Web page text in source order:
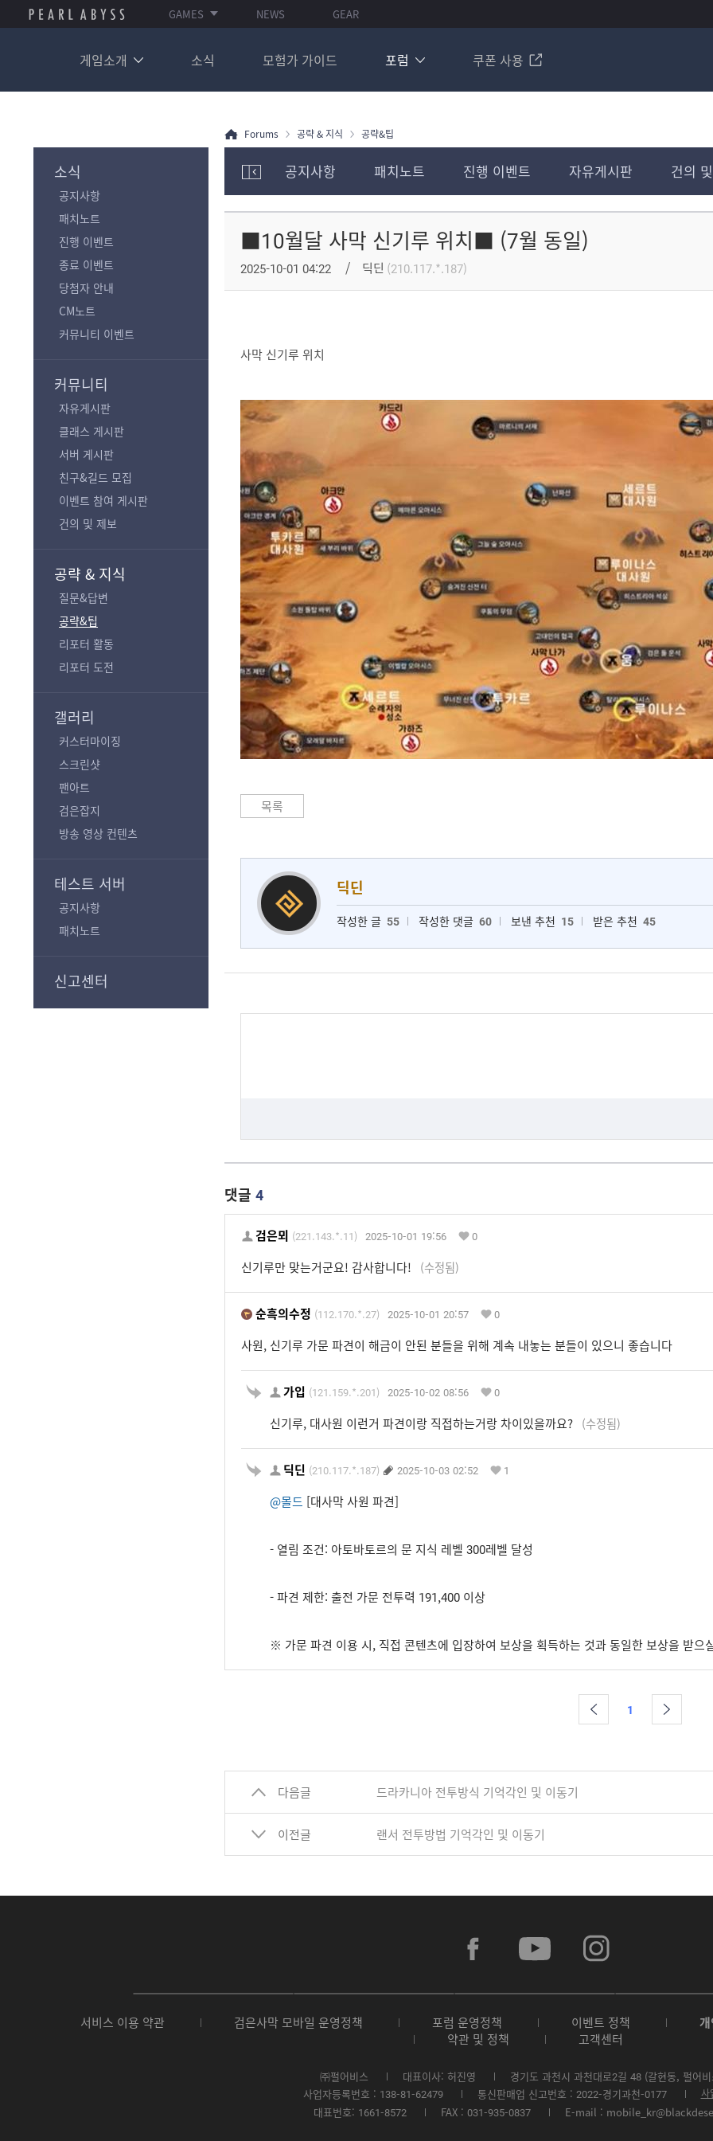
GAMES NEWS GEAR
게임소개 소식 모험가 가이드 포럼 쿠폰 사용
소식
공지사항
패치노트
진행 이벤트
종료 이벤트
당첨자 안내
CM노트
커뮤니티 이벤트
커뮤니티
자유게시판
클래스 게시판
서버 게시판
친구&길드 모집
이벤트 참여 게시판
건의 및 제보
공략 & 지식
질문&답변
공략&팁
리포터 활동
리포터 도전
갤러리
커스터마이징
스크린샷
팬아트
검은잡지
방송 영상 컨텐츠
테스트 서버
공지사항
패치노트
신고센터
모
험
가
테
고
보
공지사항 패치노트 진행 이벤트 자유게시판 건의
Forums 공략 & 지식 공략&팁
■10월달 사막 신기루 위치■ (7월 동일)
2025-10-01 04:22 딕딘 (210.117.*.187)
사막 신기루 위치
목록
딕딘
작성한 글 55 작성한 댓글 60 보낸 추천 15 받은 추천 45
댓글 4
검은뫼 (221.143.*.11) 2025-10-01 19:56 0
신기루만 맞는거군요! 감사합니다! (수정됨)
순흑의수정 (112.170.*.27) 2025-10-01 20:57 0
사원, 신기루 가문 파견이 해금이 안된 분들을 위해 계속 내놓는 분들이 있으니 좋습니다
가입 (121.159.*.201) 2025-10-02 08:56 0
신기루, 대사원 이런거 파견이랑 직접하는거랑 차이있을까요? (수정됨)
딕딘 (210.117.*.187) 2025-10-03 02:52 1
@몰드 [대사막 사원 파견]
- 열림 조건: 아토바토르의 문 지식 레벨 300레벨 달성
- 파견 제한: 출전 가문 전투력 191,400 이상
※ 가문 파견 이용 시, 직접 콘텐츠에 입장하여 보상을 획득하는 것과 동일한 보상을 받으
1
다음글 드라카니아 전투방식 기억각인 및 이동기
이전글 랜서 전투방법 기억각인 및 이동기
a
c
b
o
k
o
u
u
e
n
s
a
r
a
r
e
o
o
e
P
a
y
t
o
서비스 이용 약관 검은사막 모바일 운영정책 포럼 운영정책 이벤트 정책
약관 및 정책
고객센터
㈜펄어비스 대표이사: 허진영
경기도 과천시 과천대로2길 48 (갈현동, 펄어
사업자등록번호 : 138-81-62479
통신판매업 신고번호 : 2022-경기과천-0177 사
대표번호: 1661-8572 FAX : 031-935-0837 E-mail :